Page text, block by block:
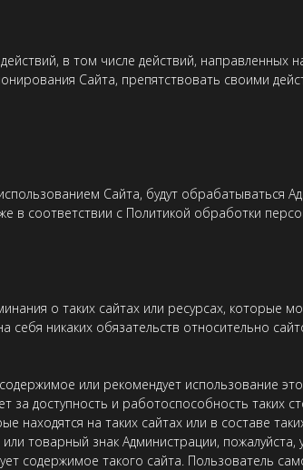
в том числе действий, направленных
Сайта, препятствовать своими
Сайта, будут обрабатываться
в соответствии с Политикой обработки
о таких сайтах или ресурсах, которые
никаких обязательств относительно
или рекомендует использование
за доступность и работоспособность таких
находятся на таких сайтах или в составе
товарный знак Администрации,
содержимое такого сайта. Пользователь